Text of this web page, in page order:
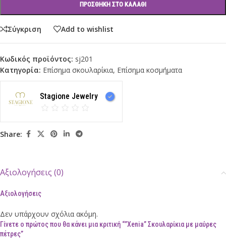
ΠΡΟΣΘΉΚΗ ΣΤΟ ΚΑΛΆΘΙ
Σύγκριση Add to wishlist
Κωδικός προϊόντος: sj201
Κατηγορία: Επίσημα σκουλαρίκια, Επίσημα κοσμήματα
Stagione Jewelry
Share:
Αξιολογήσεις (0)
Αξιολογήσεις
Δεν υπάρχουν σχόλια ακόμη.
Γίνετε ο πρώτος που θα κάνει μια κριτική “”Xenia” Σκουλαρίκια με μαύρες
πέτρες”